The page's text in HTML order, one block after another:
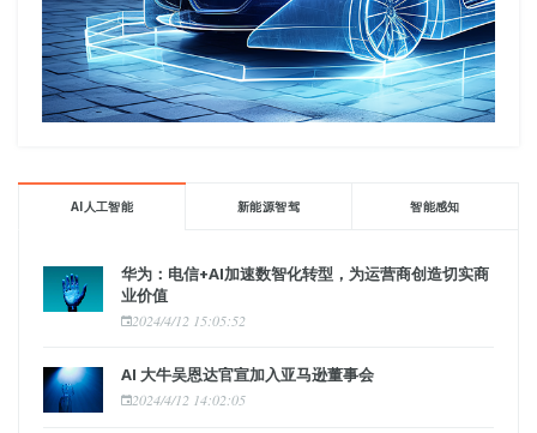
AI人工智能 新能源智驾 智能感知
华为：电信+AI加速数智化转型，为运营商创造切实商
业价值
2024/4/12 15:05:52
AI 大牛吴恩达官宣加入亚马逊董事会
2024/4/12 14:02:05